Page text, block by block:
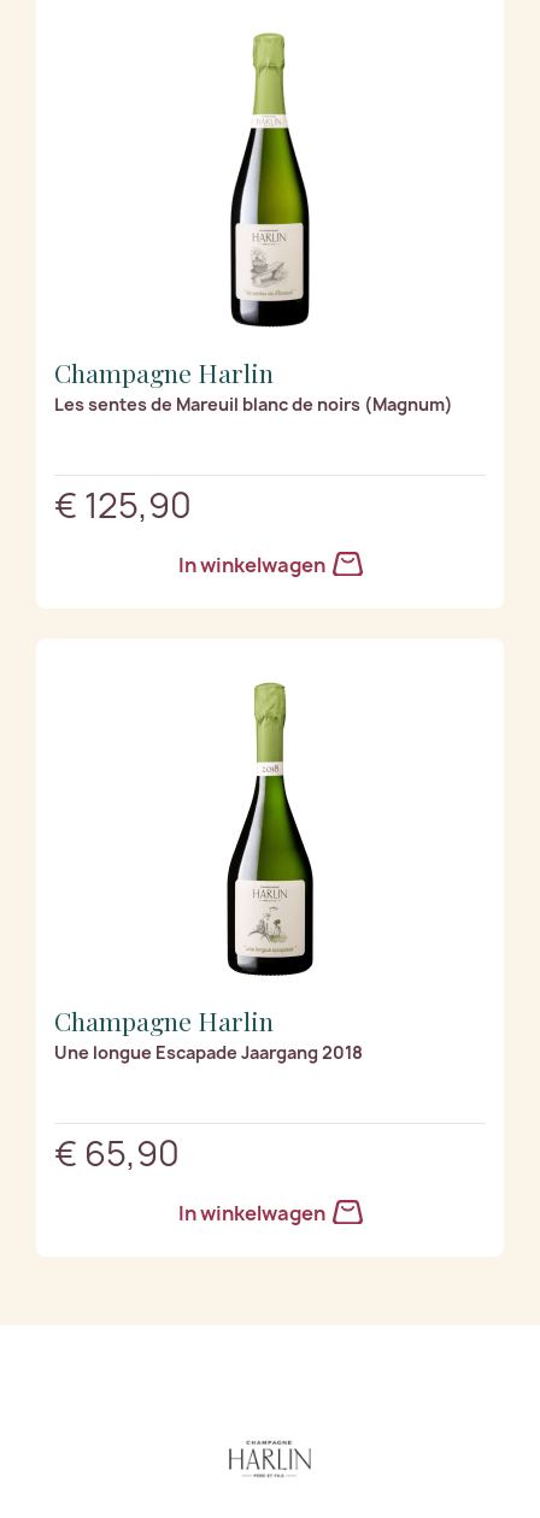
Champagne Harlin
Les sentes de Mareuil blanc de noirs (Magnum)
€ 125,90
In winkelwagen
Champagne Harlin
Une longue Escapade Jaargang 2018
€ 65,90
In winkelwagen